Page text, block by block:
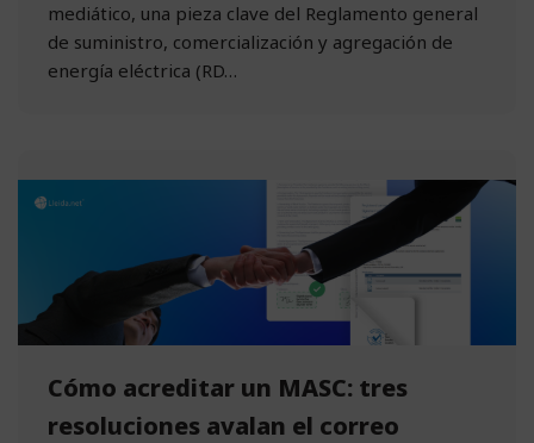
mediático, una pieza clave del Reglamento general
de suministro, comercialización y agregación de
energía eléctrica (RD…
Cómo acreditar un MASC: tres
resoluciones avalan el correo